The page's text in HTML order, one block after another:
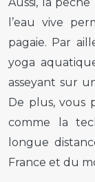
l’eau vive
pagaie. Par
yoga
asseyant sur
De plus, vous
comme la
longue
France et du